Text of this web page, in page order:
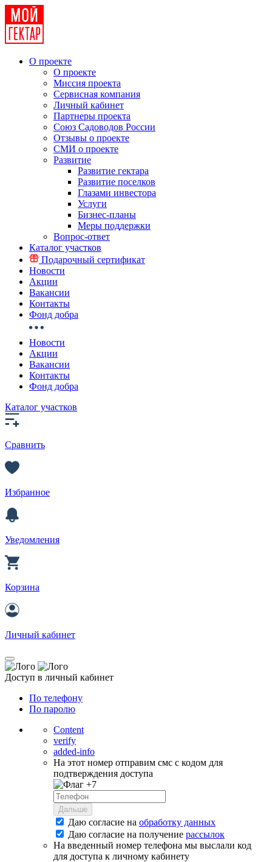
О проекте
О проекте
Миссия проекта
Сервисная компания
Личный кабинет
Партнеры проекта
Союз Садоводов России
Отзывы о проекте
СМИ о проекте
Развитие
Развитие гектара
Развитие поселков
Глазами инвестора
Услуги
Бизнес-планы
Меры поддержки
Вопрос-ответ
Каталог участков
Подарочный сертификат
Новости
Акции
Вакансии
Контакты
Фонд добра
Новости
Акции
Вакансии
Контакты
Фонд добра
Каталог участков
Сравнить
Избранное
Уведомления
Корзина
Личный кабинет
Доступ в личный кабинет
По телефону
По паролю
Content
verify
added-info
На этот номер отправим смс с кодом для
подтверждения доступа
+7
Дальше
Даю согласие на обработку данных
Даю согласие на получение рассылок
На введенный номер телефона мы выслали код
для доступа к личному кабинету